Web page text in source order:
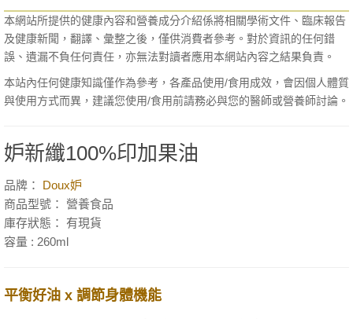
本網站所提供的健康內容和營養成分介紹係將相關學術文件、臨床報告
及健康新聞，翻譯、彙整之後，僅供消費者參考。對於資訊的任何錯
誤、遺漏不負任何責任，亦無法對讀者應用本網站內容之結果負責。
本站內任何健康知識僅作為參考，各產品使用/食用成效，會因個人體質
與使用方式而異，建議您使用/食用前請務必與您的醫師或營養師討論。
妒新纖100%印加果油
品牌： Doux妒
商品型號： 營養食品
庫存狀態： 有現貨
容量 : 260ml
平衡好油 x 調節身體機能